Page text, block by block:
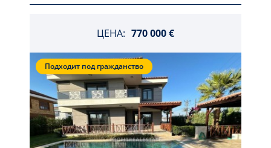
ЦЕНА: 770 000 €
Подходит под гражданство